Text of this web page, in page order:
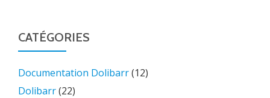
CATÉGORIES
Documentation Dolibarr(12)
Dolibarr(22)